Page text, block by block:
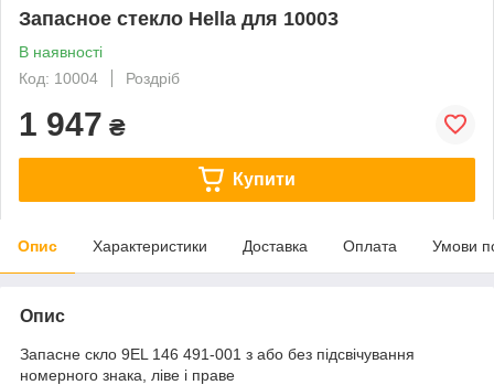
Запасное стекло Hella для 10003
В наявності
Код: 10004
Роздріб
1 947 ₴
Купити
Опис Характеристики Доставка Оплата Умови
Опис
Запасне скло 9EL 146 491-001 з або без підсвічування
номерного знака, ліве і праве